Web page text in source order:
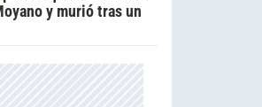
y murió tras un